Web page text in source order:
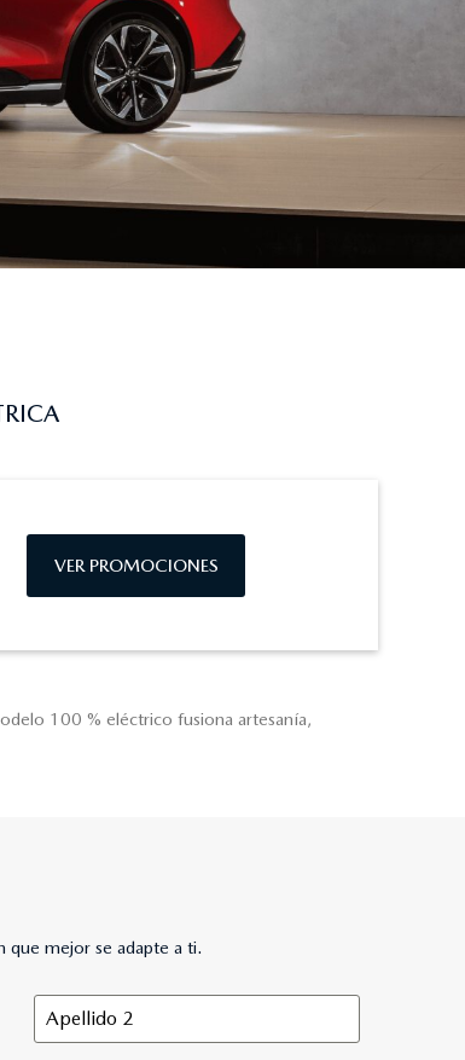
VER PROMOCIONES
100 % eléctrico fusiona artesanía,
mejor se adapte a ti.